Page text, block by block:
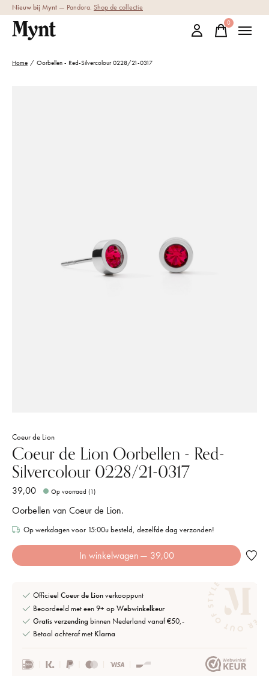
Nieuw bij Mynt — Pandora. Shop de collectie
0items
Home / Oorbellen - Red-Silvercolour 0228/21-0317
Coeur de Lion
Coeur de Lion Oorbellen - Red-
Silvercolour 0228/21-0317
39,00 Op voorraad (1)
Oorbellen van Coeur de Lion.
Op werkdagen voor 15:00u besteld, dezelfde dag verzonden!
In winkelwagen — 39,00
Officieel Coeur de Lionverkooppunt
Beoordeeld met een 9+ opWebwinkelkeur
Gratis verzending binnen Nederland vanaf €50,-
Betaal achteraf met Klarna